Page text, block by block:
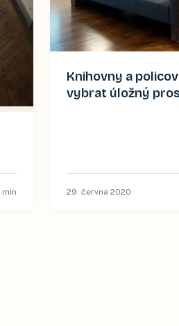
min
Knihovny a
vybrat úložný
29. června 2020